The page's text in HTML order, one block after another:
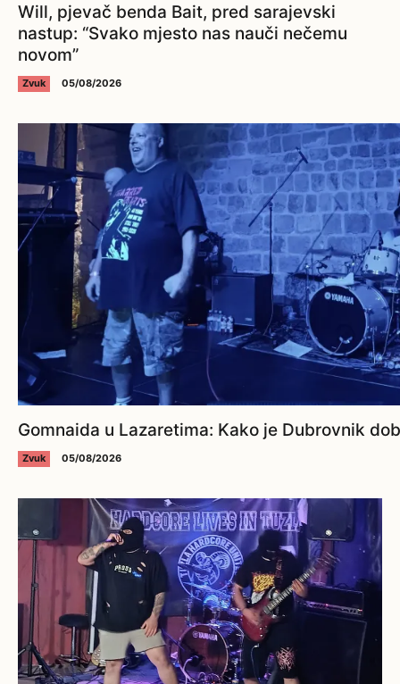
Will, pjevač benda Bait, pred sarajevski
nastup: “Svako mjesto nas nauči nečemu
novom”
Zvuk 05/08/2026
Gomnaida u Lazaretima: Kako je Dubrovnik
Zvuk 05/08/2026